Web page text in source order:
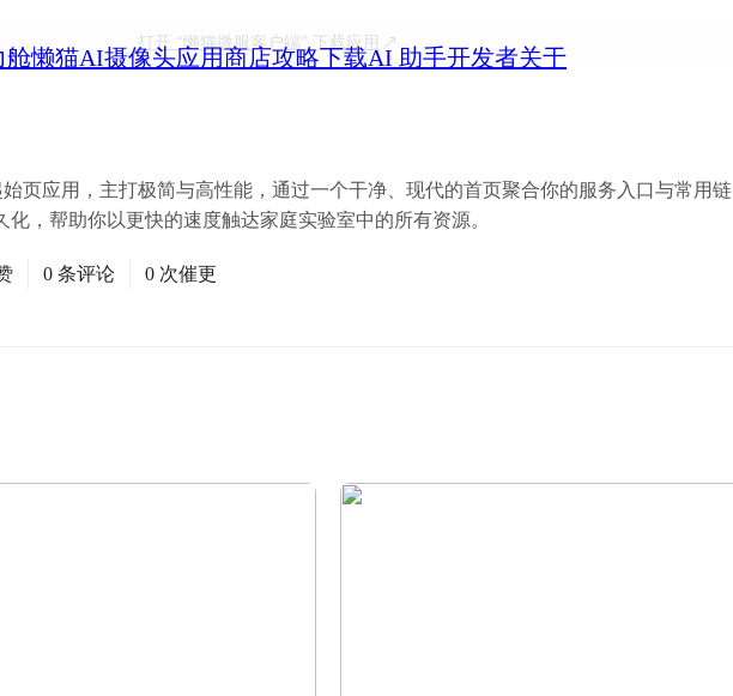
舱懒猫AI摄像头应用商店攻略下载AI 助手开发者关于
打开 “懒猫微服客户端”下载应用
始页应用，主打极简与高性能，通过一个干净、现代的首页聚合你的服务入口与常用链
，帮助你以更快的速度触达家庭实验室中的所有资源。
0 条评论 0 次催更